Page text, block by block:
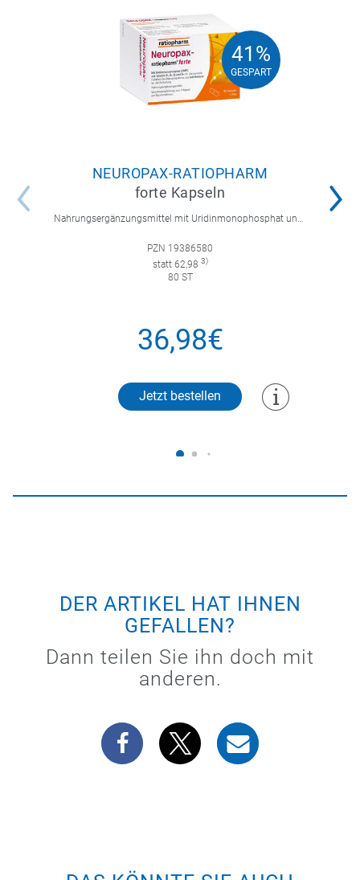
41%
GESPART
41%
GESPART
NEUROPAX-RATIOPHARM
forte Kapseln
Nahrungsergänzungsmittel mit Uridinmonophosphat und B-Vitaminen zur Unterstützung der Nervenregeneration.
PZN 19386580
statt 62,98 3)
80 ST
36,98€
Jetzt bestellen
DER ARTIKEL HAT IHNEN
GEFALLEN?
Dann teilen Sie ihn doch mit
anderen.